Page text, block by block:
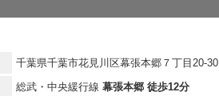
千葉県千葉市花見川区幕張本郷７丁目20-30
総武・中央緩行線 幕張本郷 徒歩12分